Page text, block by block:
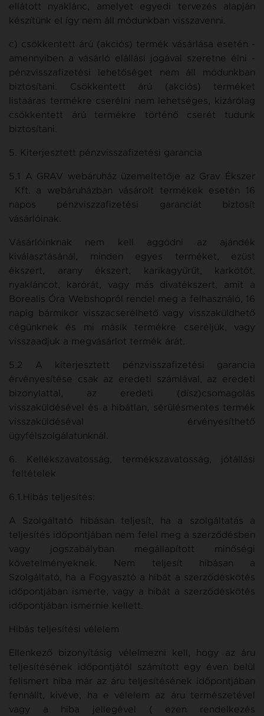
ellátott nyaklánc, amelyet egyedi tervezés alapján
készítünk el így nem áll módunkban visszavenni.
c) csökkentett árú (akciós) termék vásárlása esetén -
amennyiben a vásárló elállási jogával szeretne élni -
pénzvisszafizetési lehetőséget nem áll módunkban
biztosítani. Csökkentett árú (akciós) terméket
listaáras termékre cserélni nem lehetséges, kizárólag
csökkentett árú termékre történő cserét tudunk
biztosítani.
5. Kiterjesztett pénzvisszafizetési garancia
5.1 A GRAV webáruház üzemeltetője az Grav Ékszer
Kft. a webáruházban vásárolt termékek esetén 16
napos pénzviszzafizetési garanciát biztosít
vásárlóinak.
Vásárlóinknak nem kell aggódni az ajándék
kiválasztásánál, minden egyes terméket, ezüst
ékszert, arany ékszert, karikagyűrűt, karkötőt,
nyakláncot, karórát, vagy más divatékszert, amit a
Borealis Óra Webshopról rendel meg a felhasználó, 16
napig bármikor visszacserélhető vagy visszaküldhető
cégünknek és mi másik termékre cseréljük, vagy
visszaadjuk a megvásárlot termék árát.
5.2 A kiterjesztett pénzvisszafizetési garancia
érvényesítése csak az eredeti számlával, az eredeti
bizonylattal, az eredeti (dísz)csomagolás
visszaküldésével és a hibátlan, sérülésmentes termék
visszaküldéséval érvényesíthető
ügyfélszolgálatunknál.
6. Kellékszavatosság, termékszavatosság, jótállási
feltételek
6.1.Hibás teljesítés:
A Szolgáltató hibásan teljesít, ha a szolgáltatás a
teljesítés időpontjában nem felel meg a szerződésben
vagy jogszabályban megállapított minőségi
követelményeknek. Nem teljesít hibásan a
Szolgáltató, ha a Fogyasztó a hibát a szerződéskötés
időpontjában ismerte, vagy a hibát a szerződéskötés
időpontjában ismernie kellett.
Hibás teljesítési vélelem
Ellenkező bizonyításig vélelmezni kell, hogy az áru
teljesítésének időpontjától számított egy éven belül
felismert hiba már az áru teljesítésének időpontjában
fennállt, kivéve, ha e vélelem az áru természetével
vagy a hiba jellegével ( ezen rendelkezés